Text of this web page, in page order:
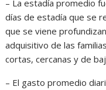
– La estadía promedio
días de estadía que se
que se viene
adquisitivo de las
cortas, cercanas y de
– El gasto promedio